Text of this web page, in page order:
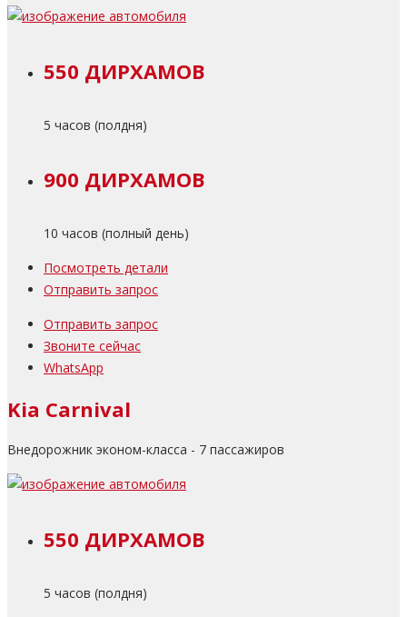
550 ДИРХАМОВ
5 часов (полдня)
900 ДИРХАМОВ
10 часов (полный день)
Посмотреть детали
Отправить запрос
Отправить запрос
Звоните сейчас
WhatsApp
Kia Carnival
Внедорожник эконом-класса - 7 пассажиров
550 ДИРХАМОВ
5 часов (полдня)